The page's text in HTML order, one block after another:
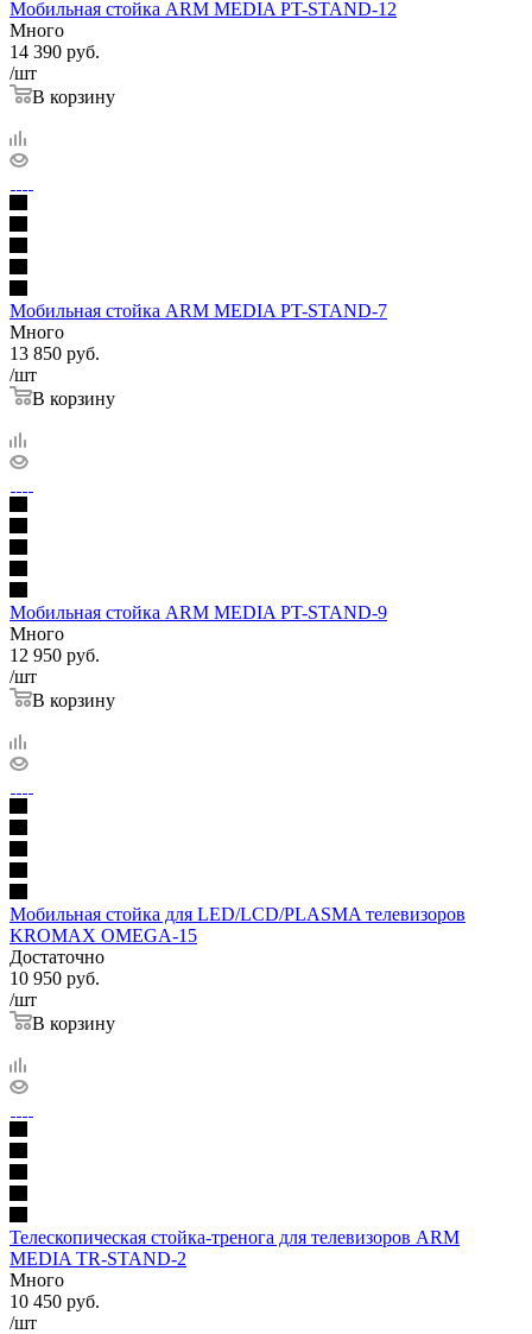
Мобильная стойка ARM MEDIA PT-STAND-12
Много
14 390 руб.
/шт
В корзину
Мобильная стойка ARM MEDIA PT-STAND-7
Много
13 850 руб.
/шт
В корзину
Мобильная стойка ARM MEDIA PT-STAND-9
Много
12 950 руб.
/шт
В корзину
Мобильная стойка для LED/LCD/PLASMA телевизоров
KROMAX OMEGA-15
Достаточно
10 950 руб.
/шт
В корзину
Телескопическая стойка-тренога для телевизоров ARM
MEDIA TR-STAND-2
Много
10 450 руб.
/шт